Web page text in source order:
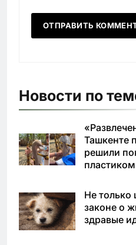
Новости по
Ташкенте
решили
пластиком
Не
законе о
здравые